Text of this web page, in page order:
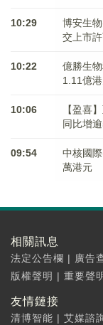
10:29
博安生
交上市
10:22
億勝生
1.11億
10:06
【盈喜
同比增
09:54
中核國
萬港元
相關訊息
法定公告欄 | 廣告
版權聲明 | 重要聲
友情鏈接
清博智能 | 艾媒諮